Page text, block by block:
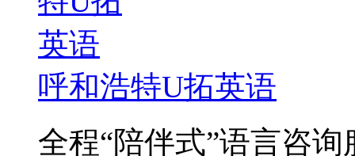
呼和浩特U拓英语
全程“陪伴式”语言咨询